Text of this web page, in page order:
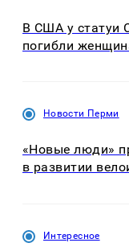
В США у статуи
погибли
Новости Перми
«Новые люди»
в развитии
Интересное